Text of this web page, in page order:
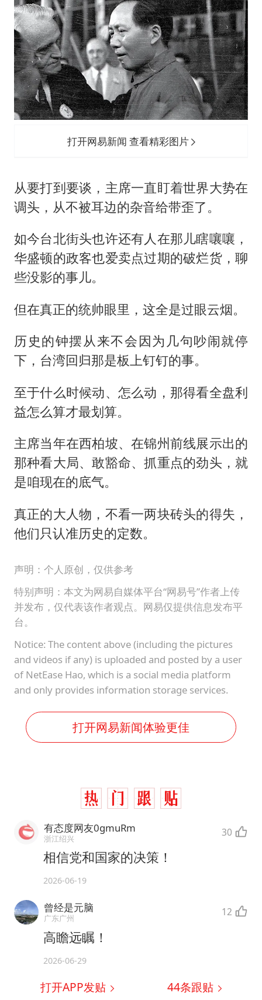
打开网易新闻 查看精彩图片
从要打到要谈，主席一直盯着世界大势在
调头，从不被耳边的杂音给带歪了。
如今台北街头也许还有人在那儿瞎嚷嚷，
华盛顿的政客也爱卖点过期的破烂货，聊
些没影的事儿。
但在真正的统帅眼里，这全是过眼云烟。
历史的钟摆从来不会因为几句吵闹就停
下，台湾回归那是板上钉钉的事。
至于什么时候动、怎么动，那得看全盘利
益怎么算才最划算。
主席当年在西柏坡、在锦州前线展示出的
那种看大局、敢豁命、抓重点的劲头，就
是咱现在的底气。
真正的大人物，不看一两块砖头的得失，
他们只认准历史的定数。
声明：个人原创，仅供参考
特别声明：本文为网易自媒体平台“网易号”作者上传
并发布，仅代表该作者观点。网易仅提供信息发布平
台。
Notice: The content above (including the pictures
and videos if any) is uploaded and posted by a user
of NetEase Hao, which is a social media platform
and only provides information storage services.
打开网易新闻体验更佳
有态度网友0gmuRm
浙江绍兴 30
相信党和国家的决策！
2026-06-19
曾经是元脑
广东广州 12
高瞻远瞩！
2026-06-29
打开APP发贴 44条跟贴